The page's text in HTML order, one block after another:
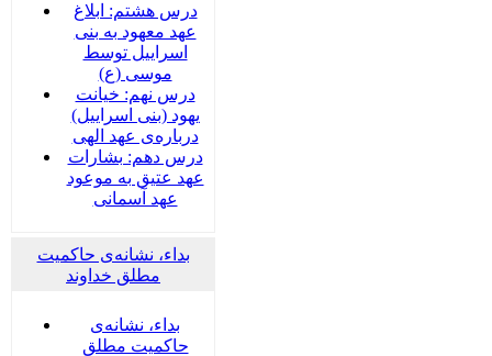
درس هشتم: ابلاغ
عهد معهود به بنی
اسراییل توسط
موسی (ع)
درس نهم: خیانت
یهود (بنی اسراییل)
درباره‌ی عهد الهی
درس دهم: بشارات
عهد عتیق به موعود
عهد آسمانی
بداء، نشانه‌ی حاکمیت
مطلق خداوند
بداء، نشانه‌ی
حاکمیت مطلق